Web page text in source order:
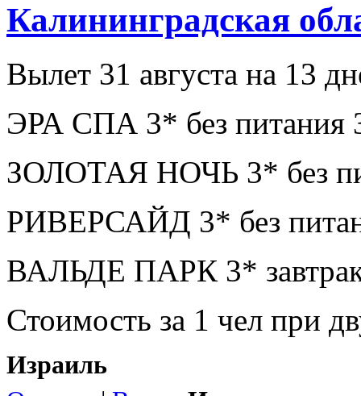
Калининградская
Вылет 31 августа на 13
ЭРА СПА 3* без питания
ЗОЛОТАЯ НОЧЬ 3* без
РИВЕРСАЙД 3* без
ВАЛЬДЕ ПАРК 3*
Стоимость за 1 чел при
Израиль